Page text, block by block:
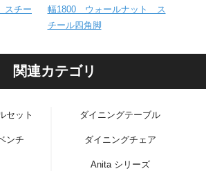
チー
幅1800 ウォールナット ス
チール四角脚
関連カテゴリ
セット ダイニングテーブル
ンチ ダイニングチェア
Anita シリーズ